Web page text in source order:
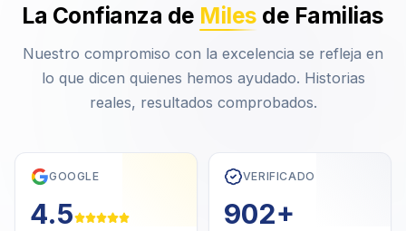
La Confianza de Miles de Familias
Nuestro compromiso con la excelencia se refleja en
lo que dicen quienes hemos ayudado. Historias
reales, resultados comprobados.
GOOGLE
4.7
VERIFICADO
1,000